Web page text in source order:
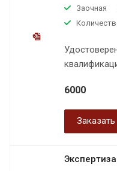
Заочная
6000
Заказать